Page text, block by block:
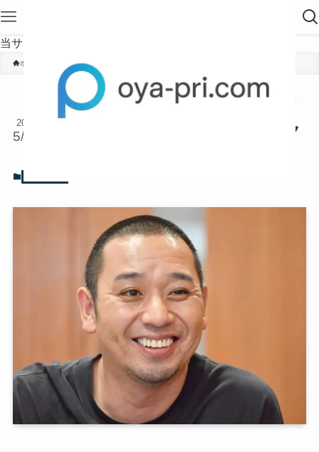
当サイトは、海外在住者に向けて発信しています。
ホーム お笑い芸人
千鳥大悟の”デニムいじり”にサリ
バンが批判！しかしSNSではパク
2023
5/19